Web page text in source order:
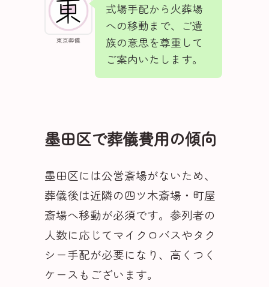
東京葬儀
式場手配から火葬場
への移動まで、ご遺
族の意思を尊重して
ご案内いたします。
墨田区で葬儀費用の傾向
墨田区には公営斎場がないため、
葬儀後は近隣の四ツ木斎場・町屋
斎場へ移動が必須です。参列者の
人数に応じてマイクロバスやタク
シー手配が必要になり、高くつく
ケースもございます。